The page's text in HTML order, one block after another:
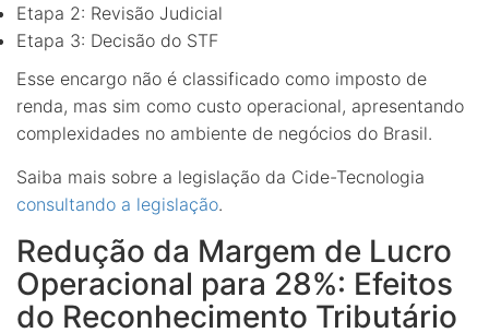
Etapa 2: Revisão Judicial
Etapa 3: Decisão do STF
Esse encargo não é classificado como imposto de
renda, mas sim como custo operacional, apresentando
complexidades no ambiente de negócios do Brasil.
Saiba mais sobre a legislação da Cide-Tecnologia
consultando a legislação.
Redução da Margem de Lucro
Operacional para 28%: Efeitos
do Reconhecimento Tributário